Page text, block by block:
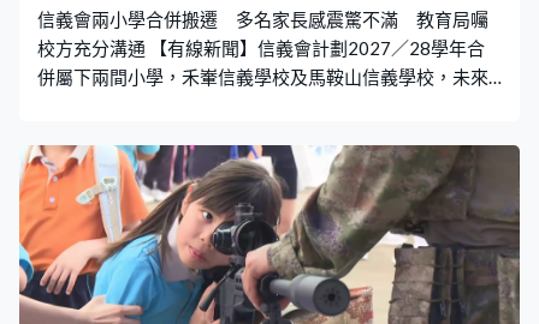
用，但建議民眾不要在紅潮海域下水。 隨著颱
信義會兩小學合併搬遷 多名家長感震驚不滿 教育局囑
校方充分溝通 【有線新聞】信義會計劃2027／28學年合
併屬下兩間小學，禾輋信義學校及馬鞍山信義學校，未來
上學，但多位家長對學校合併消息非常關注。馬鞍山信義
學校家長劉小姐：「它突然和我們說要搬，我們都覺得很
震驚，到現在已大半年了，都沒有提及過這個問題方面，
然後我就覺得，你搬校舍不跟我們說，要我們學校的學生
怎麼辦，家長要怎樣辦。」 有家長不滿合併後要由馬鞍山
轉到沙田博康邨新校舍上學。馬鞍山信義學校家長麥小